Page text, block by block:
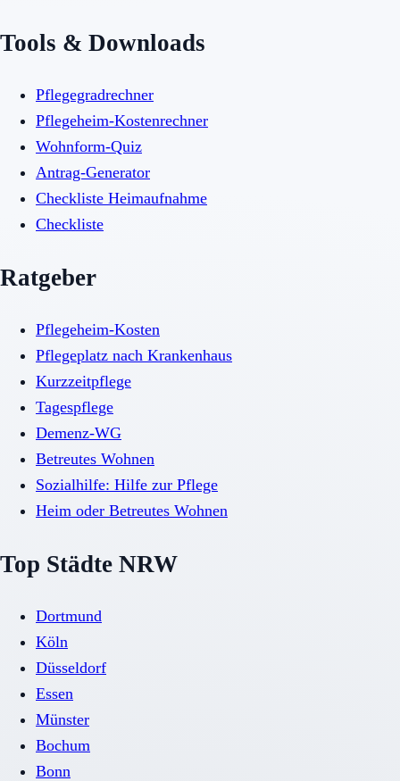
Tools & Downloads
Pflegegradrechner
Pflegeheim-Kostenrechner
Wohnform-Quiz
Antrag-Generator
Checkliste Heimaufnahme
Checkliste
Ratgeber
Pflegeheim-Kosten
Pflegeplatz nach Krankenhaus
Kurzzeitpflege
Tagespflege
Demenz-WG
Betreutes Wohnen
Sozialhilfe: Hilfe zur Pflege
Heim oder Betreutes Wohnen
Top Städte NRW
Dortmund
Köln
Düsseldorf
Essen
Münster
Bochum
Bonn